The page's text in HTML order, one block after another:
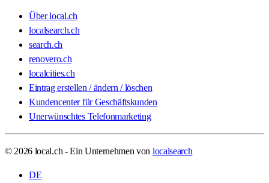
Über local.ch
localsearch.ch
search.ch
renovero.ch
localcities.ch
Eintrag erstellen / ändern / löschen
Kundencenter für Geschäftskunden
Unerwünschtes Telefonmarketing
© 2026 local.ch - Ein Unternehmen von localsearch
DE